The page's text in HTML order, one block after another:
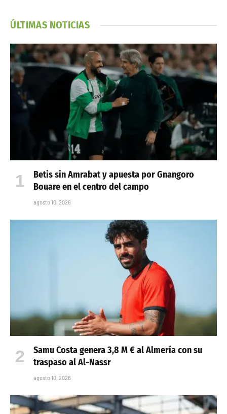
ÚLTIMAS NOTICIAS
Betis sin Amrabat y apuesta por Gnangoro
Bouare en el centro del campo
agosto 10, 2026
Samu Costa genera 3,8 M € al Almería con su
traspaso al Al-Nassr
agosto 10, 2026